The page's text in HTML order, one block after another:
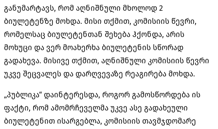
განუმარტავს, რომ აღნიშნული მხოლოდ 2
ბიულეტენზე მოხდა. მისი თქმით, კომისიის წევრი,
რომელსაც ბიულეტენთან შეხება ჰქონდა, არის
მოხუცი და ვერ მოახერხა ბიულეტენის სწორად
გადახევა. მისივე თქმით, აღნიშნული კომისიის წევრი
უკვე შეცვალეს და დარღვევაზე რეაგირება მოხდა.
„პუბლიკა“ დაინტერესდა, როგორ გამოსწორდება ის
ფაქტი, რომ ამომრჩეველმა უკვე ასე გადახეული
ბიულეტენით ისარგებლა, კომისიის თავმჯდომარე